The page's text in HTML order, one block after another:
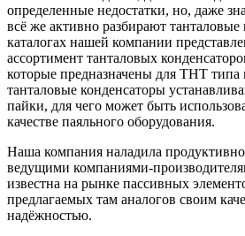
определенные недостатки, но, даже
всё же активно разбирают
каталогах нашей компании
ассортимент танталовых
которые предназначены для ТНТ
танталовые конденсаторы
пайки, для чего может быть
качестве паяльного оборудования.
Наша компания наладила
ведущими компаниями-
известна на рынке пассивных
предлагаемых там аналогов своим
надёжностью.